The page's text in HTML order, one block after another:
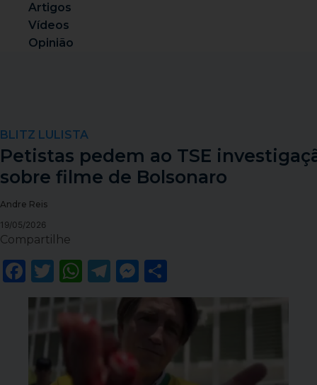
Artigos
Vídeos
Opinião
BLITZ LULISTA
Petistas pedem ao TSE
sobre filme de Bolsonaro
Andre Reis
19/05/2026
Compartilhe
Facebook
Twitter
WhatsApp
Telegram
Messenger